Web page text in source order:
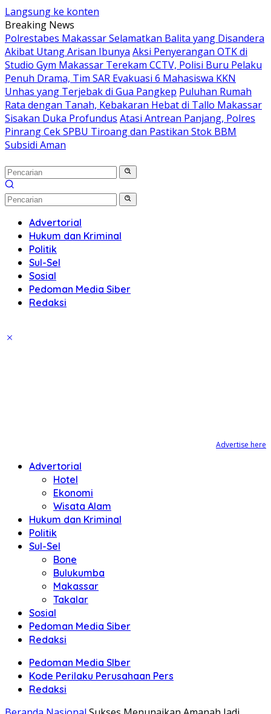
Langsung ke konten
Breaking News
Polrestabes Makassar Selamatkan Balita yang Disandera
Akibat Utang Arisan Ibunya Aksi Penyerangan OTK di
Studio Gym Makassar Terekam CCTV, Polisi Buru Pelaku
Penuh Drama, Tim SAR Evakuasi 6 Mahasiswa KKN
Unhas yang Terjebak di Gua Pangkep Puluhan Rumah
Rata dengan Tanah, Kebakaran Hebat di Tallo Makassar
Sisakan Duka Profundus Atasi Antrean Panjang, Polres
Pinrang Cek SPBU Tiroang dan Pastikan Stok BBM
Subsidi Aman
Advertorial
Hukum dan Kriminal
Politik
Sul-Sel
Sosial
Pedoman Media Siber
Redaksi
Advertise here
Advertorial
Hotel
Ekonomi
Wisata Alam
Hukum dan Kriminal
Politik
Sul-Sel
Bone
Bulukumba
Makassar
Takalar
Sosial
Pedoman Media Siber
Redaksi
Pedoman Media SIber
Kode Perilaku Perusahaan Pers
Redaksi